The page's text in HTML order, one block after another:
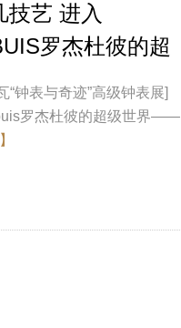
技艺 进入
罗杰杜彼的超
“钟表与奇迹”高级钟表展]
罗杰杜彼的超级世界——